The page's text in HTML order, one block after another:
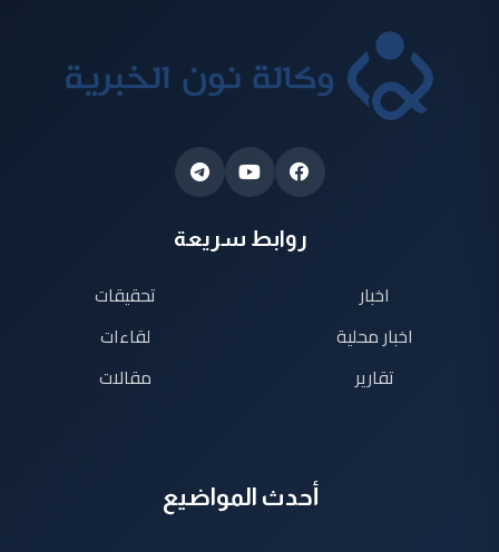
روابط سريعة
اخبار
اخبار محلية
تقارير
تحقيقات
لقاءات
مقالات
أحدث المواضيع